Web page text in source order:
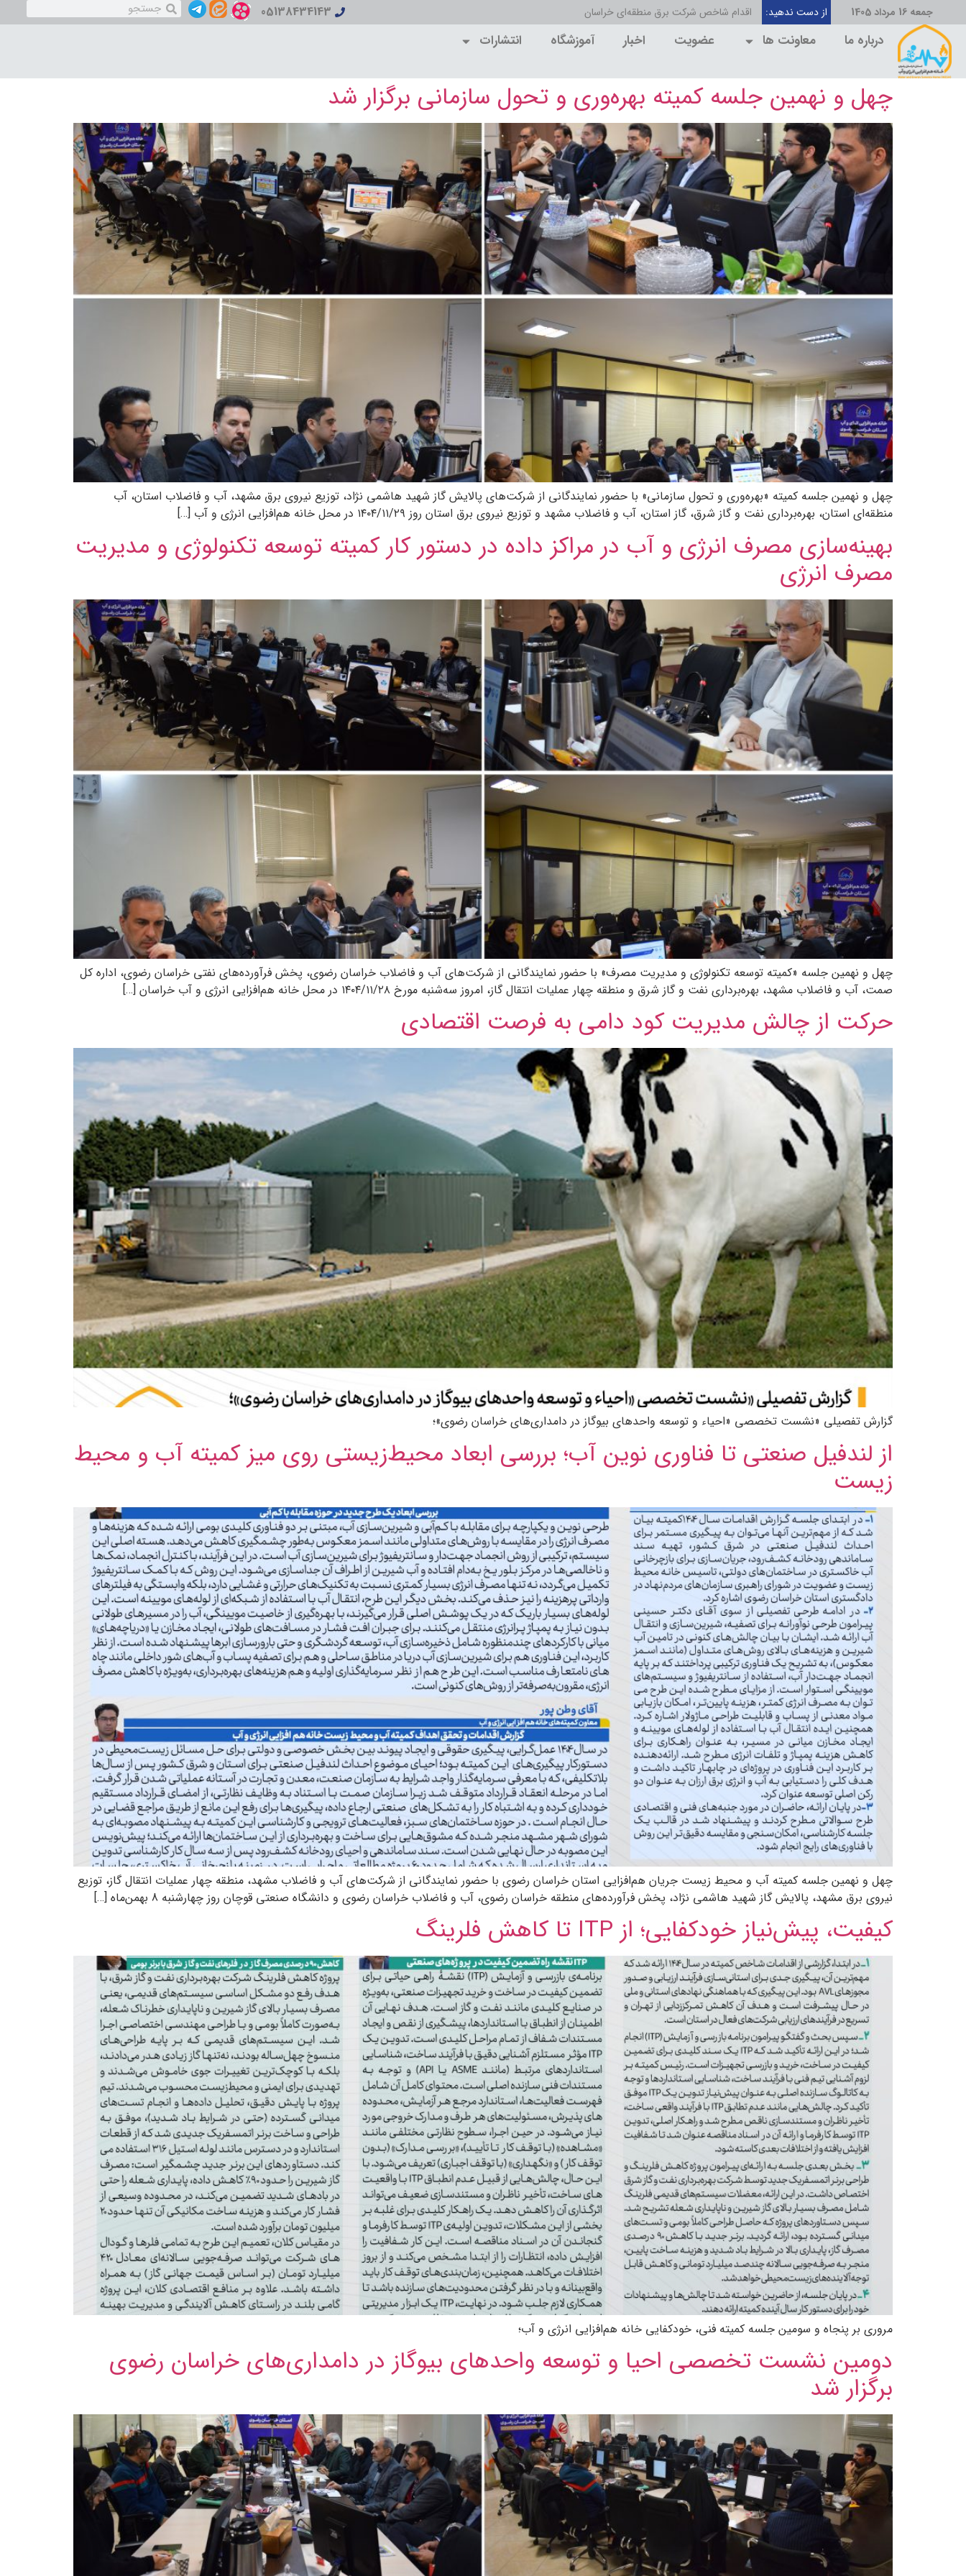
جمعه 16 مرداد 1405 از دست ندهید: رود «چهل بازه» مشهد متعلق به عموم مردم است 05138434143
درباره ما معاونت ها عضویت اخبار آموزشگاه انتشارات
چهل و نهمین جلسه کمیته بهره‌وری و تحول سازمانی برگزار شد
چهل و نهمین جلسه کمیته «بهره‌وری و تحول سازمانی» با حضور نمایندگانی از شرکت‌های پالایش گاز شهید هاشمی نژاد، توزیع نیروی برق مشهد، آب و فاضلاب استان، آب
منطقه‌ای استان، بهره‌برداری نفت و گاز شرق، گاز استان، آب و فاضلاب مشهد و توزیع نیروی برق استان روز ۱۴۰۴/۱۱/۲۹ در محل خانه هم‌افزایی انرژی و آب […]
بهینه‌سازی مصرف انرژی و آب در مراکز داده در دستور کار کمیته توسعه تکنولوژی و مدیریت
مصرف انرژی
چهل و نهمین جلسه «کمیته توسعه تکنولوژی و مدیریت مصرف» با حضور نمایندگانی از شرکت‌های آب و فاضلاب خراسان رضوی، پخش فرآورده‌های نفتی خراسان رضوی، اداره کل
صمت، آب و فاضلاب مشهد، بهره‌برداری نفت و گاز شرق و منطقه چهار عملیات انتقال گاز، امروز سه‌شنبه مورخ ۱۴۰۴/۱۱/۲۸ در محل خانه هم‌افزایی انرژی و آب خراسان […]
حرکت از چالش مدیریت کود دامی به فرصت اقتصادی
گزارش تفصیلی «نشست تخصصی «احیاء و توسعه واحدهای بیوگاز در دامداری‌های خراسان رضوی»؛
از لندفیل صنعتی تا فناوری نوین آب؛ بررسی ابعاد محیط‌زیستی روی میز کمیته آب و محیط
زیست
چهل و نهمین جلسه کمیته آب و محیط زیست جریان هم‌افزایی استان خراسان رضوی با حضور نمایندگانی از شرکت‌های آب و فاضلاب مشهد، منطقه چهار عملیات انتقال گاز، توزیع
نیروی برق مشهد، پالایش گاز شهید هاشمی نژاد، پخش فرآورده‌های منطقه خراسان رضوی، آب و فاضلاب خراسان رضوی و دانشگاه صنعتی قوچان روز چهارشنبه 8 بهمن‌ماه […]
کیفیت، پیش‌نیاز خودکفایی؛ از ITP تا کاهش فلرینگ
مروری بر پنجاه و سومین جلسه کمیته فنی، خودکفایی خانه هم‌افزایی انرژی و آب؛
دومین نشست تخصصی احیا و توسعه واحدهای بیوگاز در دامداری‌های خراسان رضوی
برگزار شد